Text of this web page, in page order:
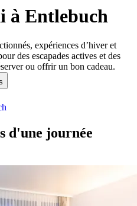
à Entlebuch
expériences d’hiver et
des escapades actives et des
ou offrir un bon cadeau.
d'une journée